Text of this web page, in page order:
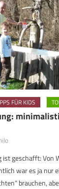
FÜR KIDS
ist geschafft: Von
war es ja nur
brauchen,